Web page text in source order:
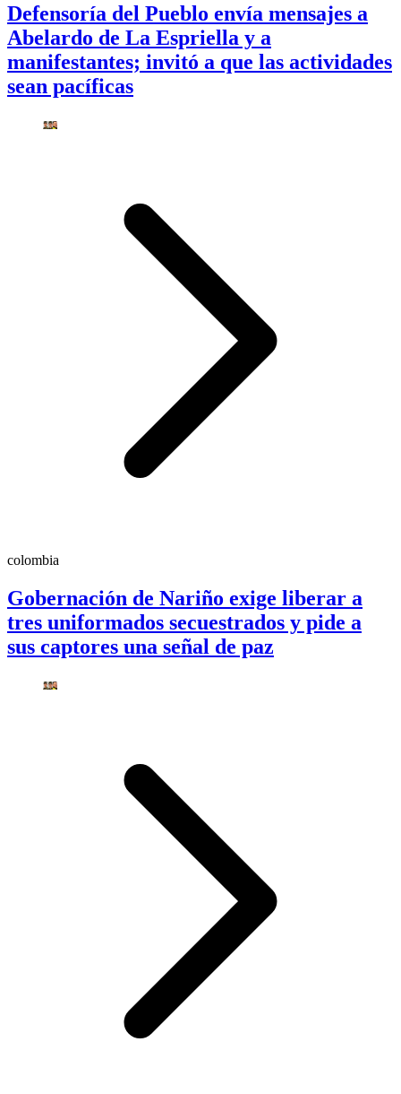
Defensoría del Pueblo envía mensajes a
Abelardo de La Espriella y a
manifestantes; invitó a que las actividades
sean pacíficas
colombia
Gobernación de Nariño exige liberar a
tres uniformados secuestrados y pide a
sus captores una señal de paz